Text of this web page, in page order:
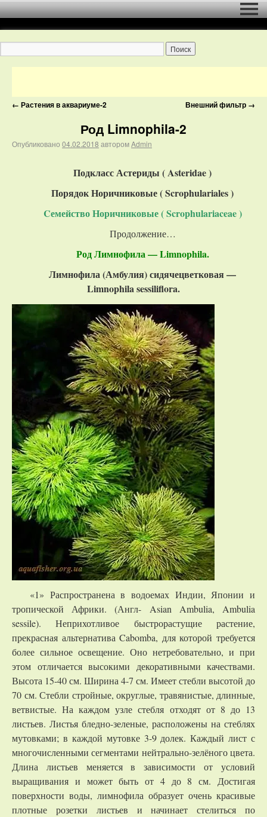
← Растения в аквариуме-2 Внешний фильтр →
Род Limnophila-2
Опубликовано 04.02.2018 авторомAdmin
Подкласс Астериды (Asteridae)
Порядок Норичниковые ( Scrophulariales )
Cемейство Норичниковые ( Scrophulariaceae )
Продолжение…
Род Лимнофила — Limnophila.
Лимнофила (Амбулия) сидячецветковая —
Limnophila sessiliflora.
«1» Распространена в водоемах Индии, Японии и
тропической Африки. (Англ- Asian Ambulia, Ambulia
sessile). Неприхотливое быстрорастущие растение,
прекрасная альтернатива Cabomba, для которой требуется
более сильное освещение. Оно нетребовательно, и при
этом отличается высокими декоративными качествами.
Высота 15-40 см. Ширина 4-7 см. Имеет стебли высотой до
70 см. Стебли стройные, округлые, травянистые, длинные,
ветвистые. На каждом узле стебля отходят от 8 до 13
листьев. Листья бледно-зеленые, расположены на стеблях
мутовками; в каждой мутовке 3-9 долек. Каждый лист с
многочисленными сегментами нейтрально-зелёного цвета.
Длина листьев меняется в зависимости от условий
выращивания и может быть от 4 до 8 см. Достигая
поверхности воды, лимнофила образует очень красивые
плотные розетки листьев и начинает стелиться по